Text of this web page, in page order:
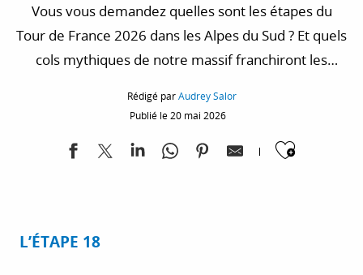
Vous vous demandez quelles sont les étapes du
Tour de France 2026 dans les Alpes du Sud ? Et quels
cols mythiques de notre massif franchiront les
ce grand rendez-vous sportif estival. Et nos coups de
peloton.
Rédigé parAudrey Salor
Publié le 20 mai 2026
L’ÉTAPE 18